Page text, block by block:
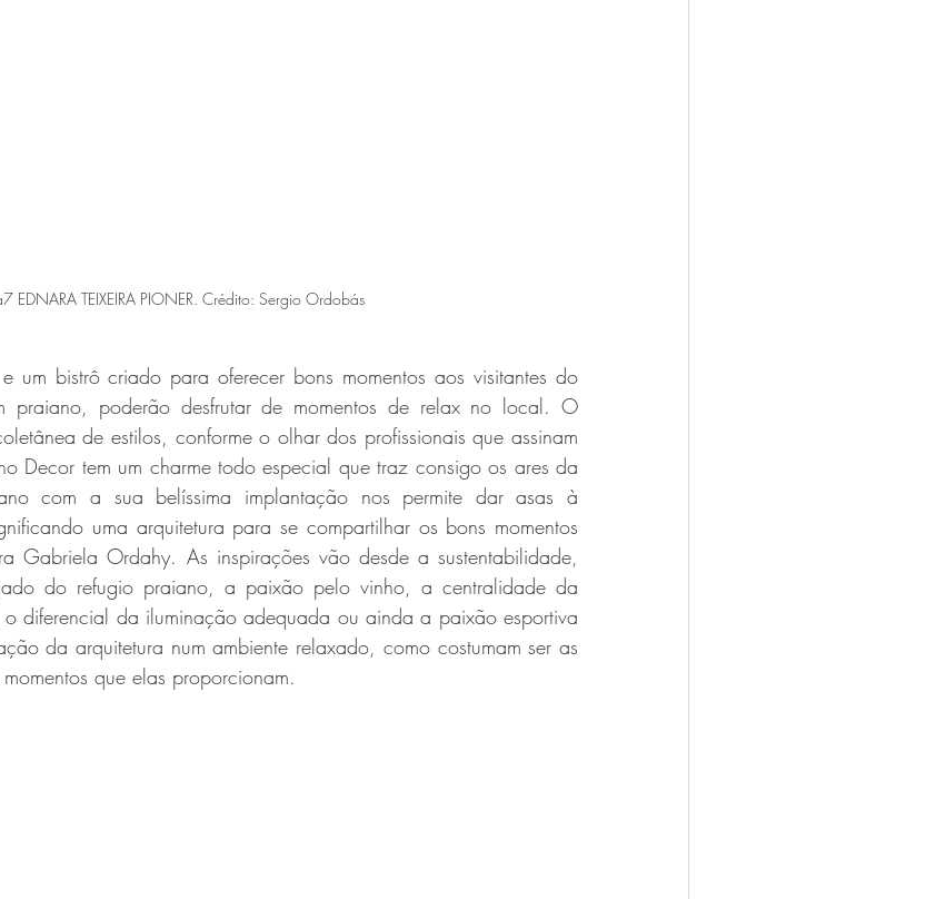
EDNARA TEIXEIRA PIONER. Crédito: Sergio Ordobás
um bistrô criado para oferecer bons momentos aos visitantes do
praiano, poderão desfrutar de momentos de relax no local. O
de estilos, conforme o olhar dos profissionais que assinam
Decor tem um charme todo especial que traz consigo os ares da
com a sua belíssima implantação nos permite dar asas à
uma arquitetura para se compartilhar os bons momentos
Gabriela Ordahy. As inspirações vão desde a sustentabilidade,
do refugio praiano, a paixão pelo vinho, a centralidade da
diferencial da iluminação adequada ou ainda a paixão esportiva
da arquitetura num ambiente relaxado, como costumam ser as
que elas proporcionam.